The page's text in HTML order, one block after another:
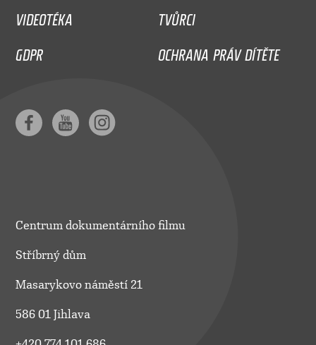
VIDEOTÉKA
TVŮRCI
GDPR
OCHRANA PRÁV DÍTĚTE
Centrum dokumentárního filmu
Stříbrný dům
Masarykovo náměstí 21
586 01 Jihlava